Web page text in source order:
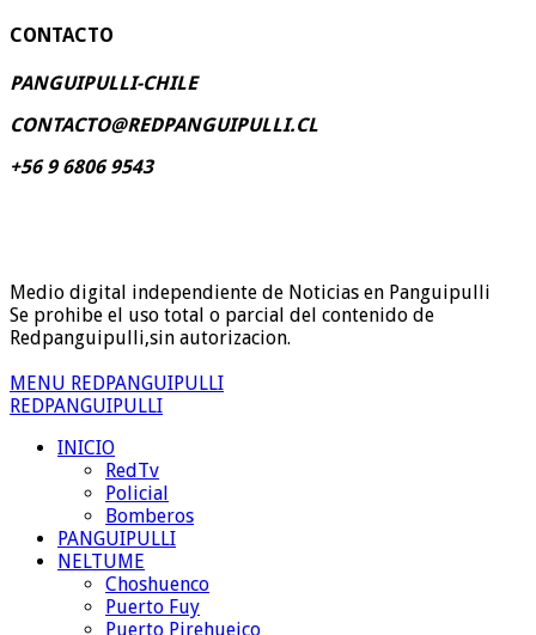
CONTACTO
PANGUIPULLI-CHILE
CONTACTO@REDPANGUIPULLI.CL
+56 9 6806 9543
Medio digital independiente de Noticias en Panguipulli
Se prohibe el uso total o parcial del contenido de
Redpanguipulli,sin autorizacion.
MENU REDPANGUIPULLI
REDPANGUIPULLI
INICIO
RedTv
Policial
Bomberos
PANGUIPULLI
NELTUME
Choshuenco
Puerto Fuy
Puerto Pirehueico